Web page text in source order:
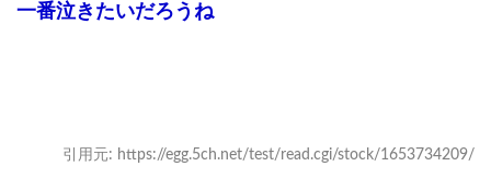
一番泣きたいだろうね
引用元: https://egg.5ch.net/test/read.cgi/stock/1653734209/